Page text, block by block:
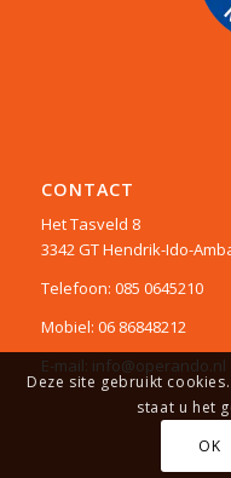
CONTACT
Het Tasveld 8
3342 GT Hendrik-Ido-
Telefoon: 085 0645210
Mobiel: 06 86848212
E-mail: info@operando.nl
Deze site gebruikt
staat u het
OK